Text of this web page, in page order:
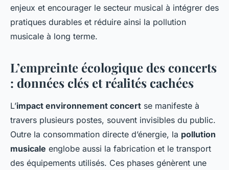
enjeux et encourager le secteur musical à intégrer des
pratiques durables et réduire ainsi la pollution
musicale à long terme.
L’empreinte écologique des concerts
: données clés et réalités cachées
L’impact environnement concert se manifeste à
travers plusieurs postes, souvent invisibles du public.
Outre la consommation directe d’énergie, la pollution
musicale englobe aussi la fabrication et le transport
des équipements utilisés. Ces phases génèrent une